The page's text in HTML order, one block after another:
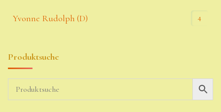
Yvonne Rudolph (D) 4
Produktsuche